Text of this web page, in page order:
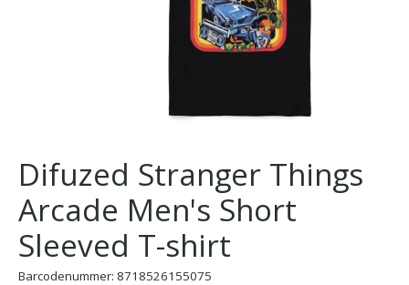
Difuzed Stranger Things
Arcade Men's Short
Sleeved T-shirt
Barcodenummer: 8718526155075